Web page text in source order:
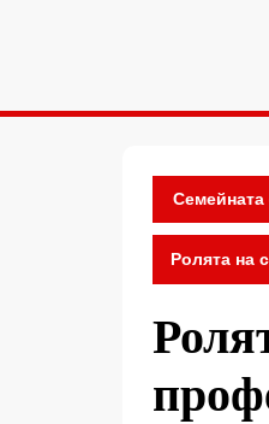
Семейната
Ролята на